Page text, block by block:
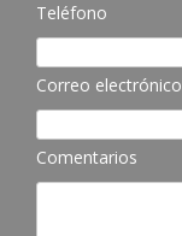
Teléfono
Correo electrónico
Comentarios